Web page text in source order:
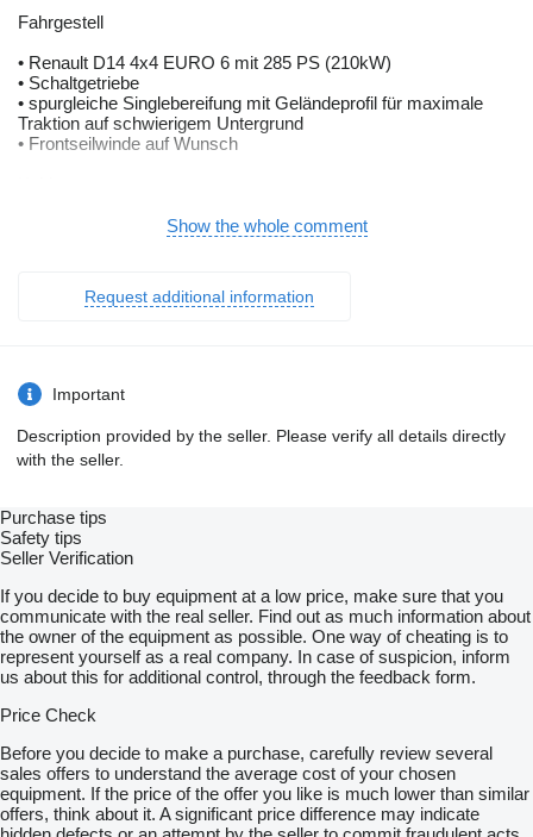
Fahrgestell
• Renault D14 4x4 EURO 6 mit 285 PS (210kW)
• Schaltgetriebe
• spurgleiche Singlebereifung mit Geländeprofil für maximale
Traktion auf schwierigem Untergrund
• Frontseilwinde auf Wunsch
• Klimaanlage und Standheizung
• 3 flexible und großzügige Geräteräume pro Fahrzeugseite
• Schwenkwände für maximalen Stauraum
• ausklappbare Auftritte für jeden seitlichen Geräteraum
• individuell angepasste Gerätelagerungen aus Edelstahl
• begehbares, rutschsicheres Fahrzeugdach
Fahrzeugpumpe/Löschmitteltank
• wartungsfreie kombinierte Normal-/Hochdruckdruckpumpe
TITAN S20HP FPN 2000-10
• PUMP&ROLL-fähig
• Leistung 2.000l/min bei 10 bar und 400l/min bei 40 bar
• integrierte, stufenlos regelbare Schaumzumischanlage
• Wassertank 3.000 l mit integrierten Schaummitteltank 300 l
• Zusatzheizung im GR (Pumpenraum)
Löschtechnische Einrichtungen
• Hochdruck-Schnellangriff mit 50 m formstabilem Schlauch
• Selbstschutzanlage mit 4 Löschdüsen vor den Reifen
Sicherheit und Beleuchtung
• LED-Balken auf dem Fahrzeugdach/2 LED-Frontblitzer
• Zusätzliche blaue Lichtelemente am Aufbau
Show the whole comment
Request additional information
Important
Description provided by the seller. Please verify all details directly
with the seller.
Purchase tips
Safety tips
Seller Verification
If you decide to buy equipment at a low price, make sure that you
communicate with the real seller. Find out as much information about
the owner of the equipment as possible. One way of cheating is to
represent yourself as a real company. In case of suspicion, inform
us about this for additional control, through the feedback form.
Price Check
Before you decide to make a purchase, carefully review several
sales offers to understand the average cost of your chosen
equipment. If the price of the offer you like is much lower than similar
offers, think about it. A significant price difference may indicate